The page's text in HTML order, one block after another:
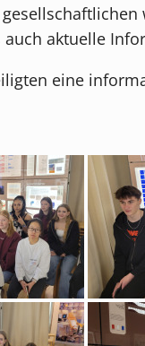
aktuelle
eine